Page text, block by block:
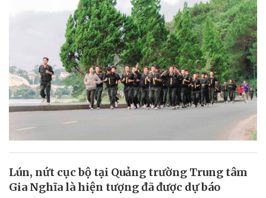
Lún, nứt cục bộ tại Quảng trường Trung tâm
Gia Nghĩa là hiện tượng đã được dự báo